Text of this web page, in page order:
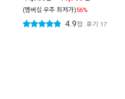
(멤버십 우주 최저가)56%
4.9점 후기 17